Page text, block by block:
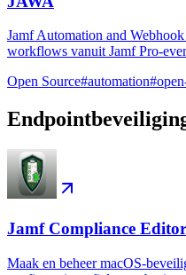
Jamf Automation and
workflows vanuit Jamf Pro-
Open Source#automation#
Jamf Compliance Editor
Maak en beheer macOS-